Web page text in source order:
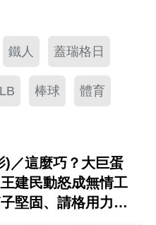
鐵人 蓋瑞格日
棒球 體育
)／這麼巧？大巨蛋
建民動怒成無情工
堅固、請格用力發